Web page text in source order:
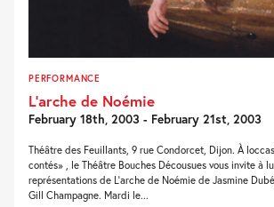
PERFORMANCE
L’arche de Noémie
February 18th, 2003 - February 21st, 2003
Théâtre des Feuillants, 9 rue Condorcet, Dijon. À
contés» , le Théâtre Bouches Décousues vous invite à
représentations de L'arche de Noémie de Jasmine
Gill Champagne. Mardi le...